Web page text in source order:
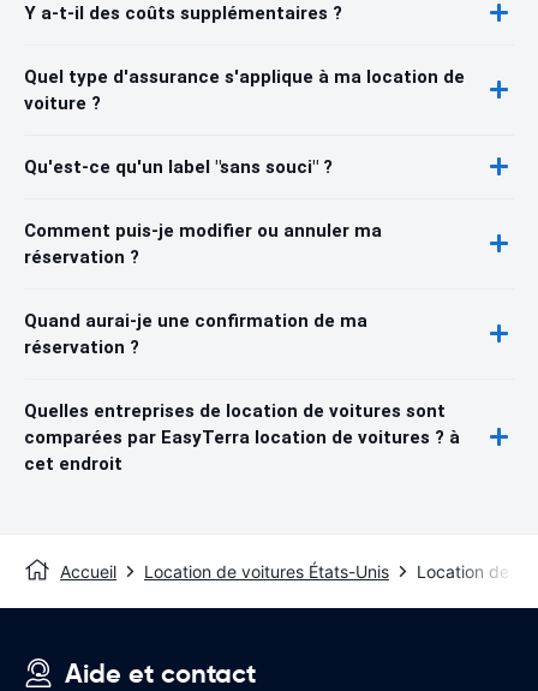
Y a-t-il des coûts supplémentaires ?
Quel type d'assurance s'applique à ma location de
voiture ?
Qu'est-ce qu'un label "sans souci" ?
Comment puis-je modifier ou annuler ma
réservation ?
Quand aurai-je une confirmation de ma
réservation ?
Quelles entreprises de location de voitures sont
comparées par EasyTerra location de voitures ? à
cet endroit
Accueil Location de voitures États-Unis Location de
Aide et contact